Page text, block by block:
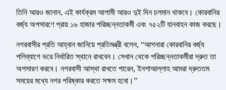
তিনি আরও জানান, এই কার্যক্রম আগামী আরও দুই দিন চলমান থাকবে। কোরবানির
বর্জ্য অপসারণে প্রায় ১৬ হাজার পরিচ্ছন্নতাকর্মী এবং ৭৫২টি যানবাহন কাজ করছে।
নগরবাসীর প্রতি আহ্বান জানিয়ে প্রতিমন্ত্রী বলেন, “আপনারা কোরবানির বর্জ্য
পলিব্যাগে ভরে নির্ধারিত স্থানে রাখবেন। সেখান থেকে পরিচ্ছন্নতাকর্মীরা দ্রুত তা
অপসারণ করবে। নগরবাসী আস্থা রাখতে পারেন, ইনশাআল্লাহ আমরা দ্রুততম
সময়ের মধ্যে নগর পরিষ্কার করতে সক্ষম হবো।”